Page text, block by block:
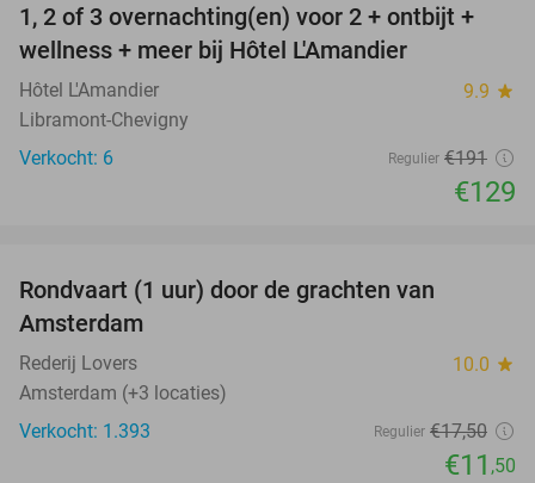
32%
TODAY
1, 2 of 3 overnachting(en) voor 2 + ontbijt +
wellness + meer bij Hôtel L'Amandier
Hôtel L'Amandier 9.9 star
Libramont-Chevigny
Verkocht: 6
Regulier €191
€129
Rondvaart (1 uur) door de grachten van
Amsterdam
Rederij Lovers 10.0 star
Amsterdam (+3 locaties)
Verkocht: 1.393
Regulier €17,50
€11 ,50